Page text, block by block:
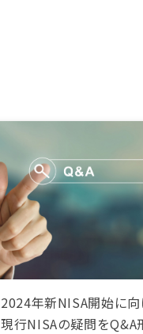
2024年新NISA開始に向
現行NISAの疑問をQ&A